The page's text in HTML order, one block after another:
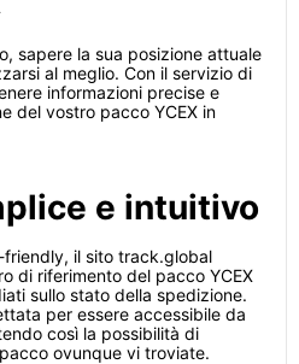
sapere la sua posizione attuale
al meglio. Con il servizio di
informazioni precise e
del vostro pacco YCEX in
e intuitivo
il sito track.global
di riferimento del pacco YCEX
sullo stato della spedizione.
per essere accessibile da
così la possibilità di
ovunque vi troviate.